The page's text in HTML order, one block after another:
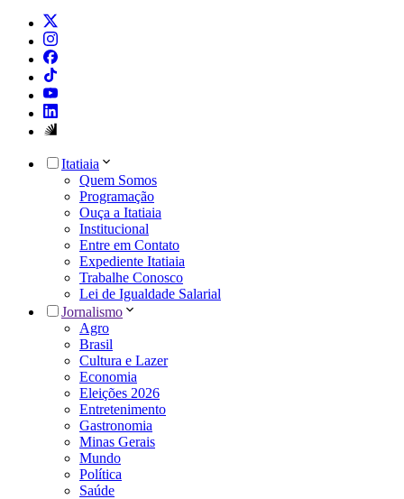
Itatiaia
Quem Somos
Programação
Ouça a Itatiaia
Institucional
Entre em Contato
Expediente Itatiaia
Trabalhe Conosco
Lei de Igualdade Salarial
Jornalismo
Agro
Brasil
Cultura e Lazer
Economia
Eleições 2026
Entretenimento
Gastronomia
Minas Gerais
Mundo
Política
Saúde